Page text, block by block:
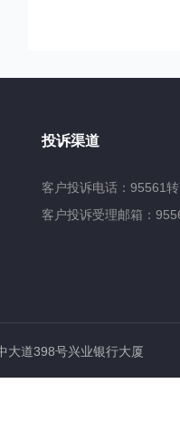
投诉渠道
客户投诉电话：95561
客户投诉受理邮箱：
大道398号兴业银行大厦